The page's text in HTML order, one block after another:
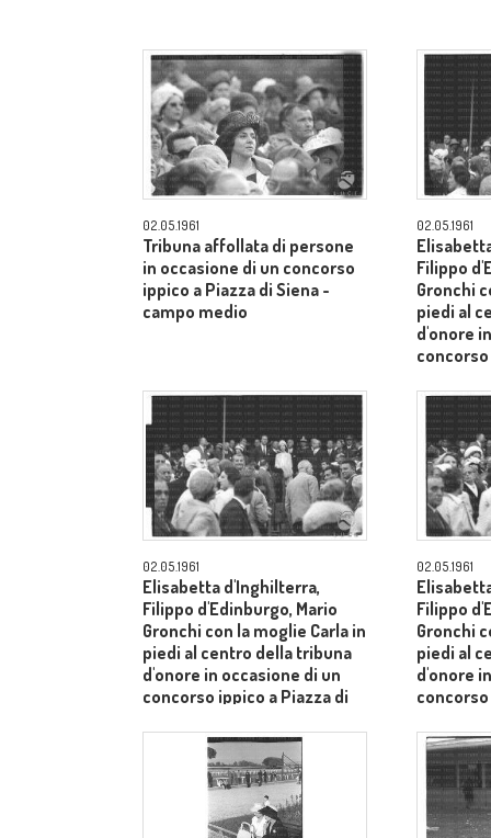
02.05.1961
Tribuna affollata di persone
in occasione di un concorso
ippico a Piazza di Siena -
campo medio
02.05.1961
Filippo
Gronchi
piedi al
d'onore
02.05.1961
Elisabetta d'Inghilterra,
Filippo d'Edinburgo, Mario
Gronchi con la moglie Carla in
piedi al centro della tribuna
d'onore in occasione di un
concorso ippico a Piazza di
02.05.1961
Filippo
Gronchi
piedi al
d'onore